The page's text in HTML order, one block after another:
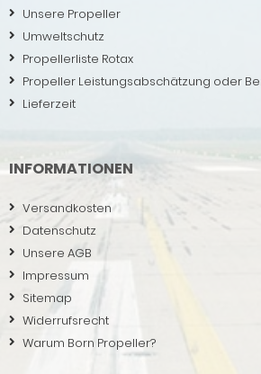
Unsere Propeller
Umweltschutz
Propellerliste Rotax
Propeller Leistungsabschätzung oder
Lieferzeit
INFORMATIONEN
Versandkosten
Datenschutz
Unsere AGB
Impressum
Sitemap
Widerrufsrecht
Warum Born Propeller?